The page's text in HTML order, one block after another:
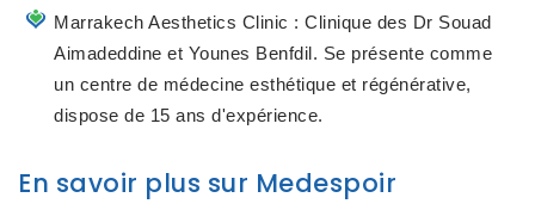
Marrakech Aesthetics Clinic : Clinique des Dr Souad
Aimadeddine et Younes Benfdil. Se présente comme
un centre de médecine esthétique et régénérative,
dispose de 15 ans d'expérience.
En savoir plus sur Medespoir